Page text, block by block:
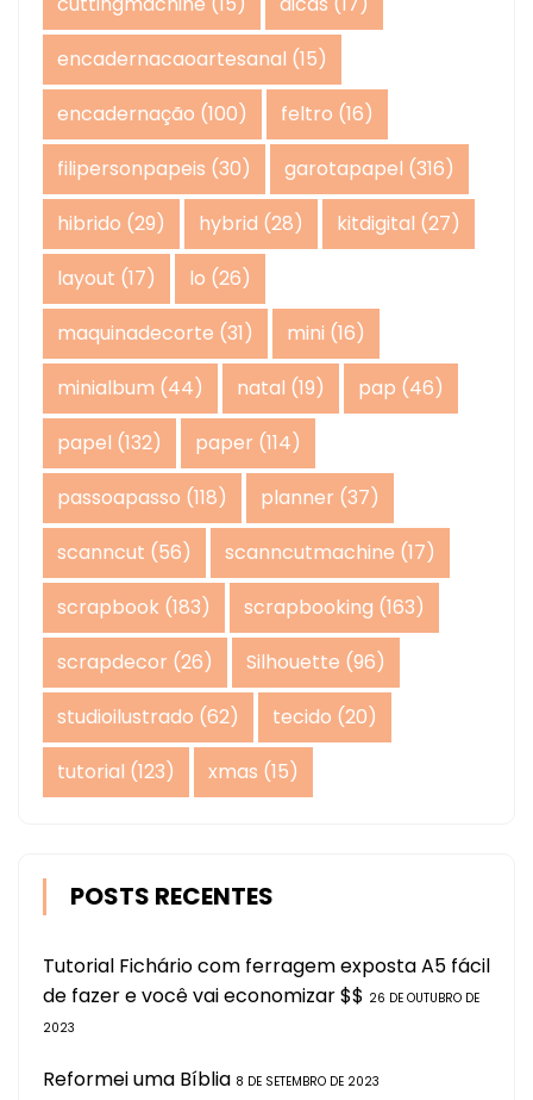
encadernacaoartesanal (15)
encadernação (100) feltro (16)
filipersonpapeis (30) garotapapel (316)
hibrido (29) hybrid (28) kitdigital (27)
layout (17) lo (26)
maquinadecorte (31) mini (16)
minialbum (44) natal (19) pap (46)
papel (132) paper (114)
passoapasso (118) planner (37)
scanncut (56) scanncutmachine (17)
scrapbook (183) scrapbooking (163)
scrapdecor (26) Silhouette (96)
studioilustrado (62) tecido (20)
tutorial (123) xmas (15)
POSTS RECENTES
Tutorial Fichário com ferragem exposta A5 fácil
de fazer e você vai economizar $$ 26 DE OUTUBRO DE
2023
Reformei uma Bíblia 8 DE SETEMBRO DE 2023